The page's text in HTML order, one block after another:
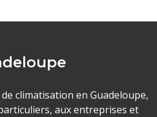
climatisation en Guadeloupe,
aux entreprises et